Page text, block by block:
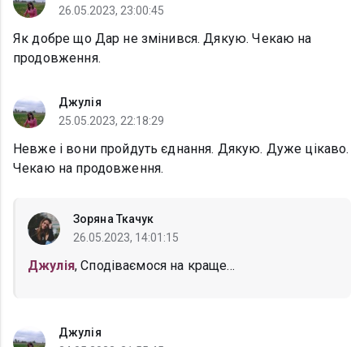
26.05.2023, 23:00:45
Як добре що Дар не змінився. Дякую. Чекаю на
продовження.
Джулія
25.05.2023, 22:18:29
Невже і вони пройдуть єднання. Дякую. Дуже цікаво.
Чекаю на продовження.
Зоряна Ткачук
26.05.2023, 14:01:15
Джулія, Сподіваємося на краще...
Джулія